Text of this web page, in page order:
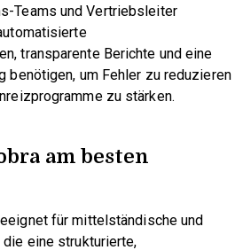
Teams und Vertriebsleiter
transparente Berichte und eine
benötigen, um Fehler zu reduzieren
zu stärken.
am besten
für mittelständische und
eine strukturierte,